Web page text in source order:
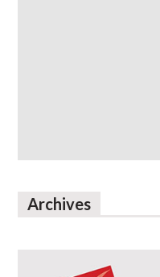
Archives